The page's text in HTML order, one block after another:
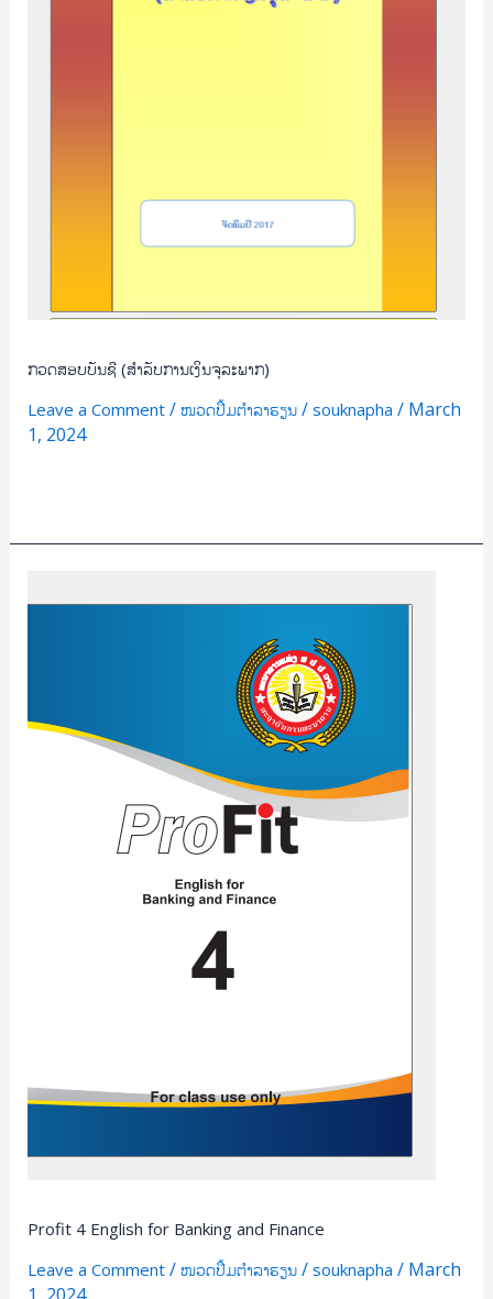
ກວດສອບບັນຊີ (ສຳລັບການເງິນຈຸລະພາກ)
Leave a Comment / ໜວດປຶ້ມຕຳລາຮຽນ/ souknapha / March
1, 2024
Profit 4 English for Banking and Finance
Leave a Comment / ໜວດປຶ້ມຕຳລາຮຽນ/ souknapha / March
4
and